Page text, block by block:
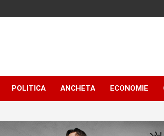
POLITICA ANCHETA ECONOMIE